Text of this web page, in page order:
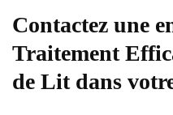
Contactez une
Traitement
de Lit dans